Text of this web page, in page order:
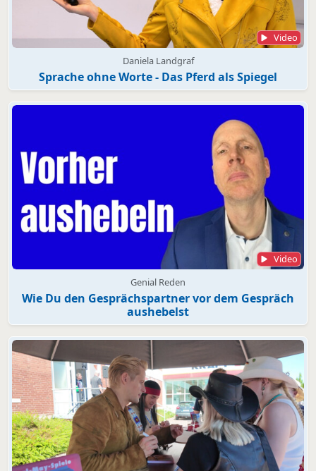
Video
Daniela Landgraf
Sprache ohne Worte - Das Pferd als Spiegel
Video
Genial Reden
Wie Du den Gesprächspartner vor dem Gespräch
aushebelst